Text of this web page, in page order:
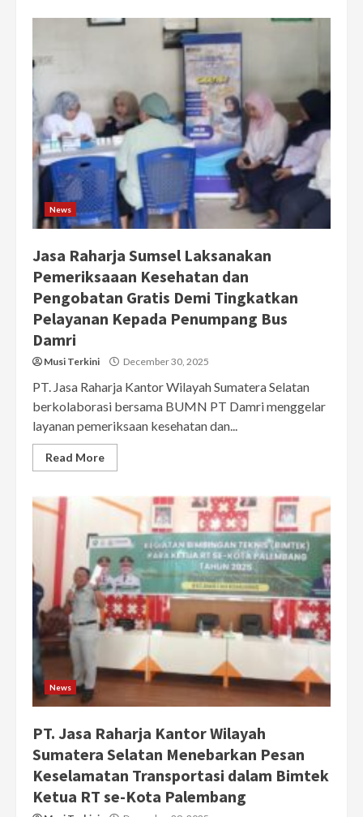
News
Jasa Raharja Sumsel Laksanakan
Pemeriksaaan Kesehatan dan
Pengobatan Gratis Demi Tingkatkan
Pelayanan Kepada Penumpang Bus
Damri
Musi Terkini December 30, 2025
PT. Jasa Raharja Kantor Wilayah Sumatera Selatan
berkolaborasi bersama BUMN PT Damri menggelar
layanan pemeriksaan kesehatan dan...
Read More
News
PT. Jasa Raharja Kantor Wilayah
Sumatera Selatan Menebarkan Pesan
Keselamatan Transportasi dalam Bimtek
Ketua RT se-Kota Palembang